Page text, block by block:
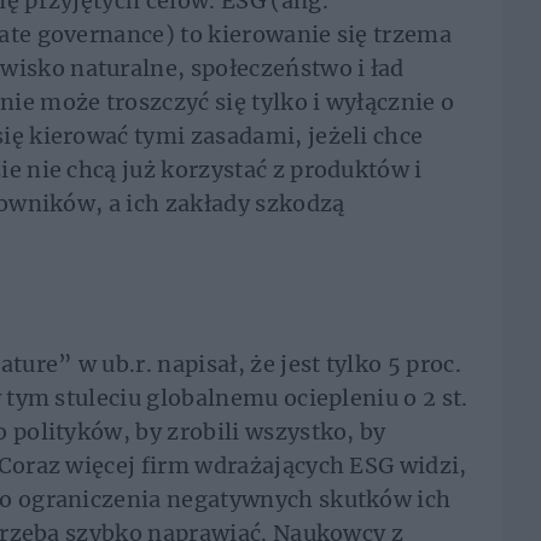
governance) to kierowanie się trzema
naturalne, społeczeństwo i ład
może troszczyć się tylko i wyłącznie o
kierować tymi zasadami, jeżeli chce
nie chcą już korzystać z produktów i
a ich zakłady szkodzą
w ub.r. napisał, że jest tylko 5 proc.
tym stuleciu globalnemu ociepleniu o 2 st.
polityków, by zrobili wszystko, by
więcej firm wdrażających ESG widzi,
ograniczenia negatywnych skutków ich
szybko naprawiać. Naukowcy z